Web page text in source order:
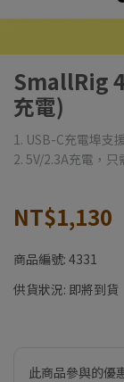
SmallRig
充電)
1. USB-C充電埠支
2. 5V/2.3A充電，只
NT$1,130
商品編號: 4331
供貨狀況: 即將到貨
此商品參與的優